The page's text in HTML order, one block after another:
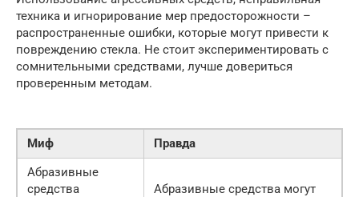
техника и игнорирование мер предосторожности –
распространенные ошибки, которые могут привести к
повреждению стекла. Не стоит экспериментировать с
сомнительными средствами, лучше довериться
проверенным методам.
Миф
Правда
Абразивные
средства
Абразивные средства могут